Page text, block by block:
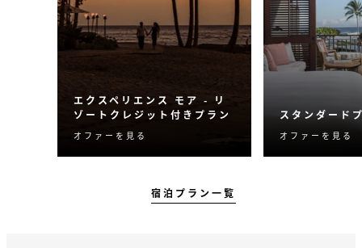
エクスペリエンス モア - リ
ゾートクレジット付きプラン
クレジットを利用してご滞
在をさらに充実させましょ
楽しみください。
オファーを見る
スタンダード
ご希望のお部
ートでご利用
オファーを見る
宿泊プラン一覧